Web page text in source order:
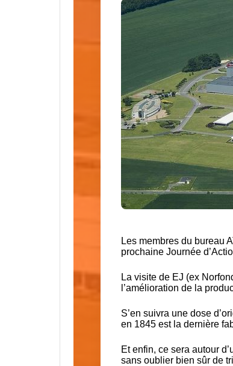
Les membres du bureau
prochaine Journée
La visite de EJ (ex
l’amélioration de la
S’en suivra une dose
en 1845est la dernière
Et enfin, ce sera autour
sans oublier bien sûr de